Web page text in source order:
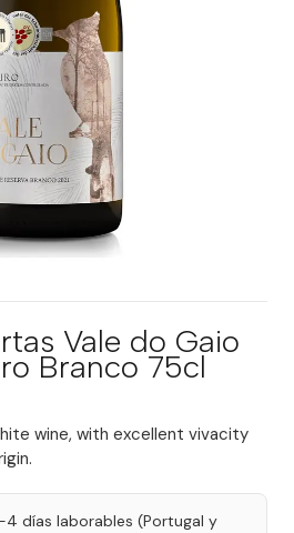
Vale do Gaio
Branco 75cl
wine, with excellent vivacity
4 días laborables (Portugal y